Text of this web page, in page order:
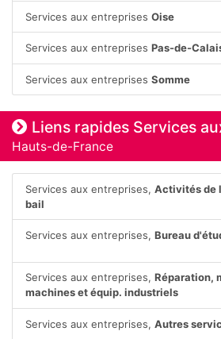
Services aux entreprisesOise
Services aux entreprisesPas-de-
Services aux entreprisesSomme
Liens rapides Services
Hauts-de-France
Services aux entreprises,Activités de
bail
Services aux entreprises,Bureau
Services aux entreprises,Réparation,
machines et équip. industriels
Services aux entreprises,Autres